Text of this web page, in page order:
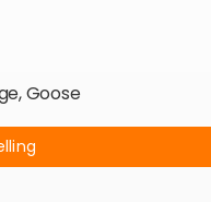
Goose